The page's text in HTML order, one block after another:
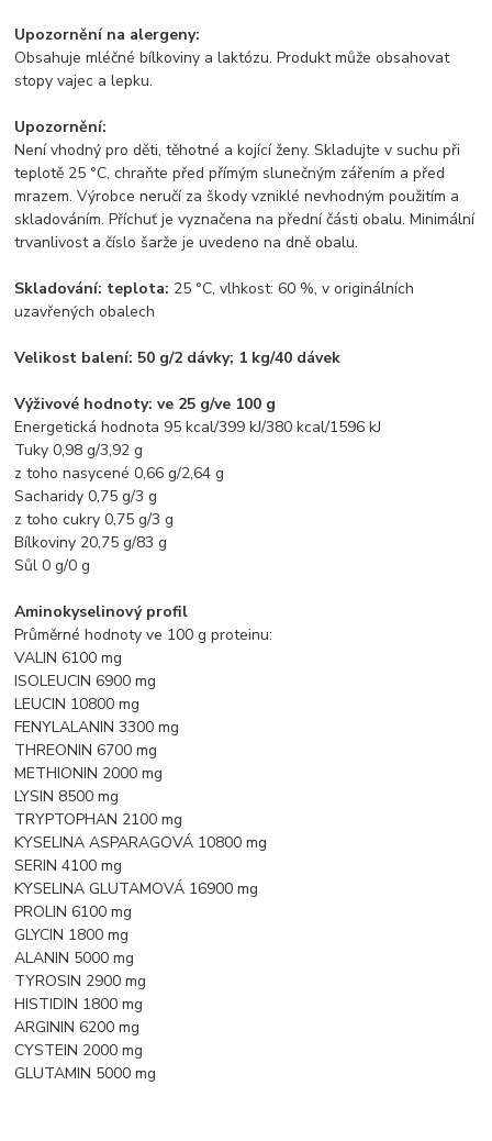
Upozornění na alergeny:
Obsahuje mléčné bílkoviny a laktózu. Produkt může obsahovat
stopy vajec a lepku.
Upozornění:
Není vhodný pro děti, těhotné a kojící ženy. Skladujte v suchu při
teplotě 25 °C, chraňte před přímým slunečným zářením a před
mrazem. Výrobce neručí za škody vzniklé nevhodným použitím a
skladováním. Příchuť je vyznačena na přední části obalu. Minimální
trvanlivost a číslo šarže je uvedeno na dně obalu.
Skladování: teplota: 25 °C, vlhkost: 60 %, v originálních
uzavřených obalech
Velikost balení: 50 g/2 dávky; 1 kg/40 dávek
Výživové hodnoty: ve 25 g/ve 100 g
Energetická hodnota 95 kcal/399 kJ/380 kcal/1596 kJ
Tuky 0,98 g/3,92 g
z toho nasycené 0,66 g/2,64 g
Sacharidy 0,75 g/3 g
z toho cukry 0,75 g/3 g
Bílkoviny 20,75 g/83 g
Sůl 0 g/0 g
Aminokyselinový profil
Průměrné hodnoty ve 100 g proteinu:
VALIN 6100 mg
ISOLEUCIN 6900 mg
LEUCIN 10800 mg
FENYLALANIN 3300 mg
THREONIN 6700 mg
METHIONIN 2000 mg
LYSIN 8500 mg
TRYPTOPHAN 2100 mg
KYSELINA ASPARAGOVÁ 10800 mg
SERIN 4100 mg
KYSELINA GLUTAMOVÁ 16900 mg
PROLIN 6100 mg
GLYCIN 1800 mg
ALANIN 5000 mg
TYROSIN 2900 mg
HISTIDIN 1800 mg
ARGININ 6200 mg
CYSTEIN 2000 mg
GLUTAMIN 5000 mg